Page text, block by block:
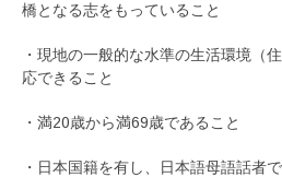
橋となる志をもっていること
・現地の一般的な水準の生活環境（
応できること
・満20歳から満69歳であること
・日本国籍を有し、日本語母語話者